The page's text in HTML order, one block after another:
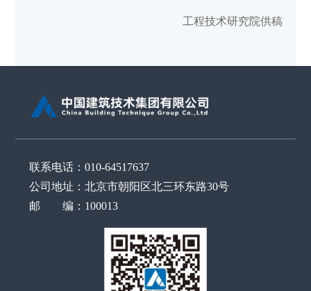
工程技术研究院供稿
联系电话：010-64517637
公司地址：北京市朝阳区北三环东路30号
邮 编：100013